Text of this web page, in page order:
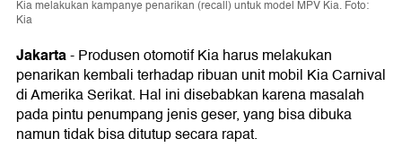
Kia melakukan kampanye penarikan (recall) untuk model MPV Kia. Foto:
Kia
Jakarta-Produsen otomotif Kia harus melakukan
penarikan kembali terhadap ribuan unit mobil Kia Carnival
di Amerika Serikat. Hal ini disebabkan karena masalah
pada pintu penumpang jenis geser, yang bisa dibuka
namun tidak bisa ditutup secara rapat.